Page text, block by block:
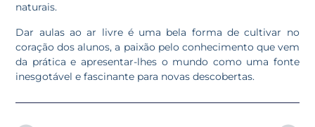
naturais.
Dar aulas ao ar livre é uma bela forma de cultivar no
coração dos alunos, a paixão pelo conhecimento que vem
da prática e apresentar-lhes o mundo como uma fonte
inesgotável e fascinante para novas descobertas.